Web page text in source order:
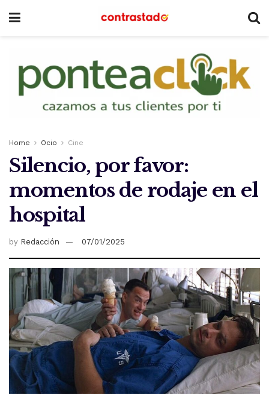
Home Ocio Cine
Silencio, por favor:
momentos de rodaje en el
hospital
by Redacción 07/01/2025